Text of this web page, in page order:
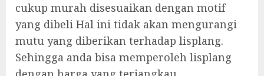
cukup murah disesuaikan dengan motif
yang dibeli Hal ini tidak akan mengurangi
mutu yang diberikan terhadap lisplang.
Sehingga anda bisa memperoleh lisplang